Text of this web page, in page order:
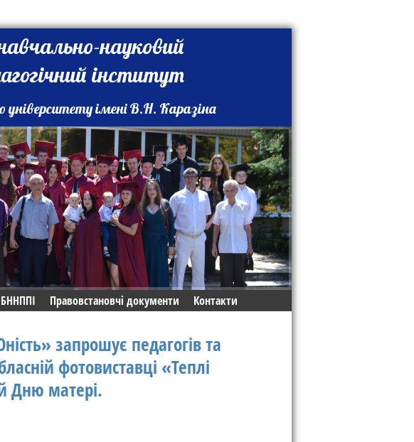
науковий
інститут
університету імені В.Н. Каразіна
Правовстановчі документи Контакти
запрошує педагогів та
фотовиставці «Теплі
Дню матері.